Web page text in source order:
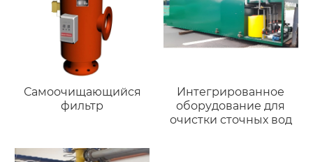
Самоочищающийся
фильтр
Интегрированное
оборудование для
очистки сточных вод